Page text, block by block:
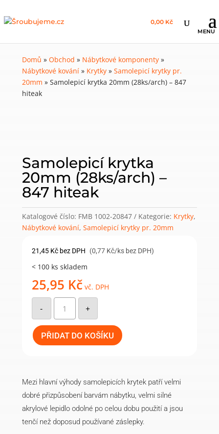
0,00 Kč
Domů » Obchod » Nábytkové komponenty»
Nábytkové kování» Krytky» Samolepicí krytky pr.
20mm » Samolepicí krytka 20mm (28ks/arch) – 847
hiteak
Samolepicí krytka
20mm (28ks/arch) –
847 hiteak
Katalogové číslo: FMB 1002-20847 Kategorie: Krytky,
Nábytkové kování, Samolepicí krytky pr. 20mm
21,45 Kč bez DPH (0,77 Kč/ks bez DPH)
< 100 ks skladem
25,95 Kč vč. DPH
-
Samolepicí
krytka
20mm
(28ks/arch)
-
847
hiteak
množství
+
PŘIDAT DO KOŠÍKU
Mezi hlavní výhody samolepicích krytek patří velmi
dobré přizpůsobení barvám nábytku, velmi silné
akrylové lepidlo odolné po celou dobu použití a jsou
tenčí než doposud používané záslepky.